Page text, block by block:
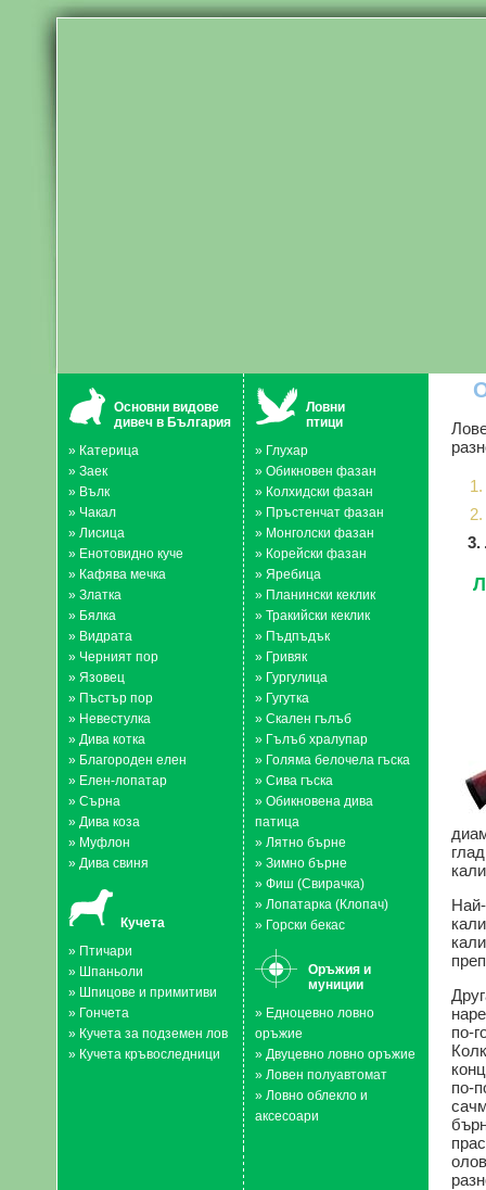
Основни видове
дивеч в България
» Катерица
» Заек
» Вълк
» Чакал
» Лисица
» Енотовидно куче
» Кафява мечка
» Златка
» Бялка
» Видрата
» Черният пор
» Язовец
» Пъстър пор
» Невестулка
» Дива котка
» Благороден елен
» Елен-лопатар
» Сърна
» Дива коза
» Муфлон
» Дива свиня
Кучета
» Птичари
» Шпаньоли
» Шпицове и примитиви
» Гончета
» Кучета за подземен лов
» Кучета кръвоследници
Ловни
птици
» Глухар
» Обикновен фазан
» Колхидски фазан
» Пръстенчат фазан
» Монголски фазан
» Корейски фазан
» Яребица
» Планински кеклик
» Тракийски кеклик
» Пъдпъдък
» Гривяк
» Гургулица
» Гугутка
» Скален гълъб
» Гълъб хралупар
» Голяма белочела гъска
» Сива гъска
» Обикновена дива
патица
» Лятно бърне
» Зимно бърне
» Фиш (Свирачка)
» Лопатарка (Клопач)
» Горски бекас
Оръжия и
муниции
» Eдноцевно ловно
оръжие
» Двуцевно ловно оръжие
» Ловен полуавтомат
» Ловно облекло и
аксесоари
3.
по-
по-